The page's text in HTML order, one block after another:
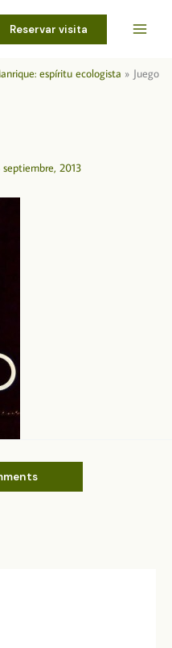
Reservar visita
espíritu ecologista Juego
septiembre, 2013